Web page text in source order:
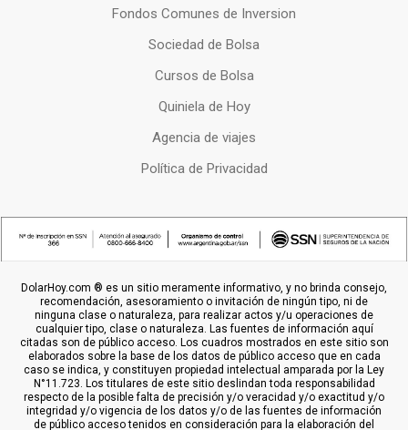
Fondos Comunes de Inversion
Sociedad de Bolsa
Cursos de Bolsa
Quiniela de Hoy
Agencia de viajes
Política de Privacidad
DolarHoy.com ® es un sitio meramente informativo, y no brinda consejo,
recomendación, asesoramiento o invitación de ningún tipo, ni de
ninguna clase o naturaleza, para realizar actos y/u operaciones de
cualquier tipo, clase o naturaleza. Las fuentes de información aquí
citadas son de público acceso. Los cuadros mostrados en este sitio son
elaborados sobre la base de los datos de público acceso que en cada
caso se indica, y constituyen propiedad intelectual amparada por la Ley
N°11.723. Los titulares de este sitio deslindan toda responsabilidad
respecto de la posible falta de precisión y/o veracidad y/o exactitud y/o
integridad y/o vigencia de los datos y/o de las fuentes de información
de público acceso tenidos en consideración para la elaboración del